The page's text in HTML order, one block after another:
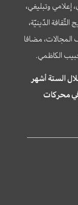
إعلامي وتبليغي،
الدّينيّة،
مضافا
الكاظمي.
٤,٨٠٠,٠٠٠ مرة خلال الستة أشهر
في محركات